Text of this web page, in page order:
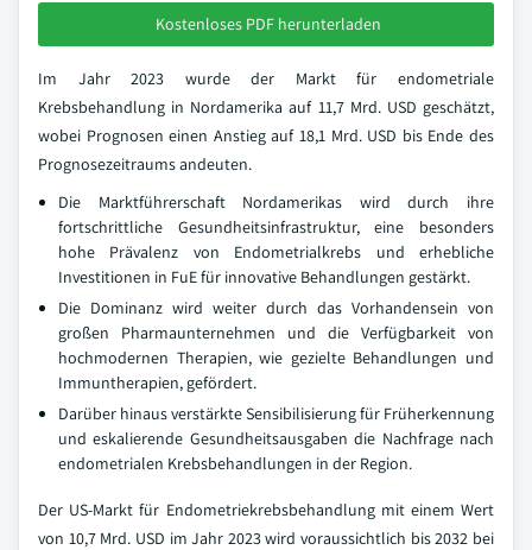
Kostenloses PDF herunterladen
Im Jahr 2023 wurde der Markt für endometriale
Krebsbehandlung in Nordamerika auf 11,7 Mrd. USD geschätzt,
wobei Prognosen einen Anstieg auf 18,1 Mrd. USD bis Ende des
Prognosezeitraums andeuten.
Die Marktführerschaft Nordamerikas wird durch ihre
fortschrittliche Gesundheitsinfrastruktur, eine besonders
hohe Prävalenz von Endometrialkrebs und erhebliche
Investitionen in FuE für innovative Behandlungen gestärkt.
Die Dominanz wird weiter durch das Vorhandensein von
großen Pharmaunternehmen und die Verfügbarkeit von
hochmodernen Therapien, wie gezielte Behandlungen und
Immuntherapien, gefördert.
Darüber hinaus verstärkte Sensibilisierung für Früherkennung
und eskalierende Gesundheitsausgaben die Nachfrage nach
endometrialen Krebsbehandlungen in der Region.
Der US-Markt für Endometriekrebsbehandlung mit einem Wert
von 10,7 Mrd. USD im Jahr 2023 wird voraussichtlich bis 2032 bei